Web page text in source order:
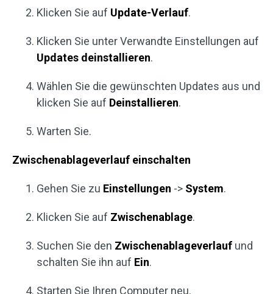
Klicken Sie auf Update-Verlauf.
Klicken Sie unter Verwandte Einstellungen auf
Updates deinstallieren.
Wählen Sie die gewünschten Updates aus und
klicken Sie auf Deinstallieren.
Warten Sie.
Zwischenablageverlauf einschalten
Gehen Sie zu Einstellungen -> System.
Klicken Sie auf Zwischenablage.
Suchen Sie den Zwischenablageverlauf und
schalten Sie ihn auf Ein.
Starten Sie Ihren Computer neu.